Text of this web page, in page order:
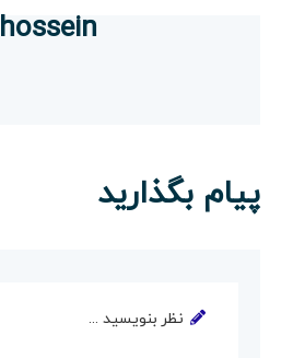
hossein
پیام بگذارید